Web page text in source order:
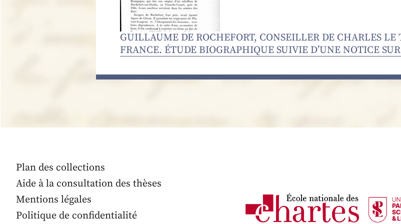
GUILLAUME DE ROCHEFORT, CONSEILLER DE CHARLES
FRANCE. ÉTUDE BIOGRAPHIQUE SUIVIE D’UNE NOTICE
Plan des collections
Aide à la consultation des thèses
Mentions légales
Politique de confidentialité